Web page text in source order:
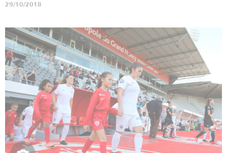
29/10/2018